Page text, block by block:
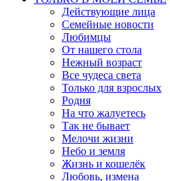
Действующие лица
Семейные новости
Любимцы
От нашего стола
Нежный возраст
Все чудеса света
Только для взрослых
Родня
На что жалуетесь
Так не бывает
Мелочи жизни
Небо и земля
Жизнь и кошелёк
Любовь, измена